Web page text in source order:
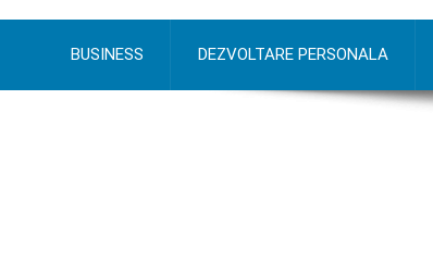
BUSINESS DEZVOLTARE PERSONALA